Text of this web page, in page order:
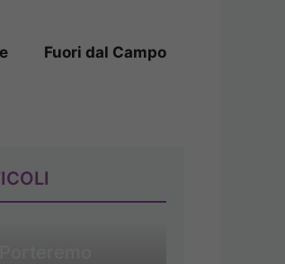
Fuori dal Campo